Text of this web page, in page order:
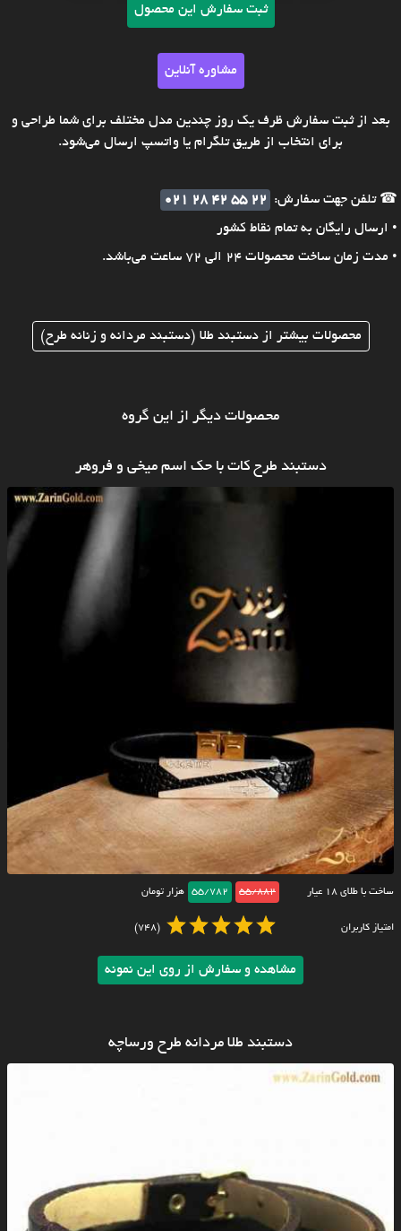
ثبت سفارش این محصول
مشاوره آنلاین
بعد از ثبت سفارش ظرف یک روز چندین مدل مختلف برای شما طراحی و
برای انتخاب از طریق تلگرام یا واتسپ ارسال می‌شود.
☎ تلفن جهت سفارش:
021 28 42 55 22
• ارسال رایگان به تمام نقاط کشور
• مدت زمان ساخت محصولات 24 الی 72 ساعت می‌باشد.
محصولات بیشتر از دستبند طلا (دستبند مردانه و زنانه طرح)
محصولات دیگر از این گروه
دستبند طرح کات با حک اسم میخی و فروهر
ساخت با طلای ۱۸ عیار 55/882
55/782 هزار تومان
امتیاز کاربران (748)
مشاهده و سفارش از روی این نمونه
دستبند طلا مردانه طرح ورساچه